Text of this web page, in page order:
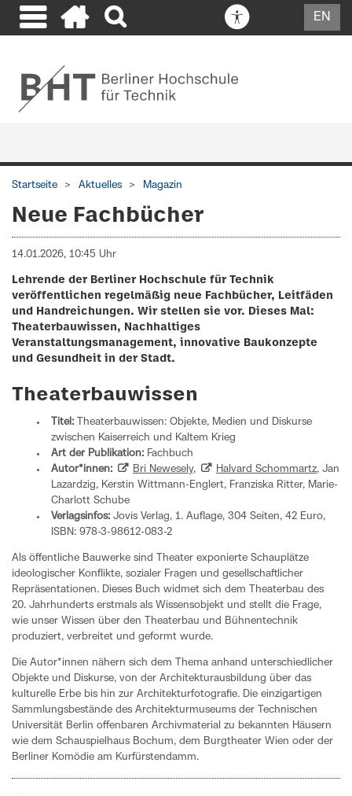
EN
Startseite Aktuelles Magazin
Neue Fachbücher
14.01.2026, 10:45 Uhr
Lehrende der Berliner Hochschule für Technik
veröffentlichen regelmäßig neue Fachbücher, Leitfäden
und Handreichungen. Wir stellen sie vor. Dieses Mal:
Theaterbauwissen, Nachhaltiges
Veranstaltungsmanagement, innovative Baukonzepte
und Gesundheit in der Stadt.
Theaterbauwissen
Titel: Theaterbauwissen: Objekte, Medien und Diskurse
zwischen Kaiserreich und Kaltem Krieg
Art der Publikation: Fachbuch
Autor*innen:
Bri Newesely, Halvard Schommartz, Jan
Lazardzig, Kerstin Wittmann-Englert, Franziska Ritter, Marie-
Charlott Schube
Verlagsinfos: Jovis Verlag, 1. Auflage, 304 Seiten, 42 Euro,
ISBN: ‎978-3-98612-083-2
Als öffentliche Bauwerke sind Theater exponierte Schauplätze
ideologischer Konflikte, sozialer Fragen und gesellschaftlicher
Repräsentationen. Dieses Buch widmet sich dem Theaterbau des
20. Jahrhunderts erstmals als Wissensobjekt und stellt die Frage,
wie unser Wissen über den Theaterbau und Bühnentechnik
produziert, verbreitet und geformt wurde.
Die Autor*innen nähern sich dem Thema anhand unterschiedlicher
Objekte und Diskurse, von der Architekturausbildung über das
kulturelle Erbe bis hin zur Architekturfotografie. Die einzigartigen
Sammlungsbestände des Architekturmuseums der Technischen
Universität Berlin offenbaren Archivmaterial zu bekannten Häusern
wie dem Schauspielhaus Bochum, dem Burgtheater Wien oder der
Berliner Komödie am Kurfürstendamm.­